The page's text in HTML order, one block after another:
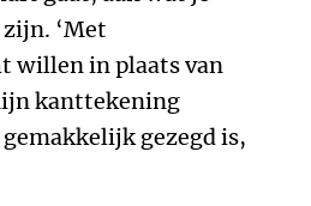
‘Met
willen in plaats van
kanttekening
gezegd is,